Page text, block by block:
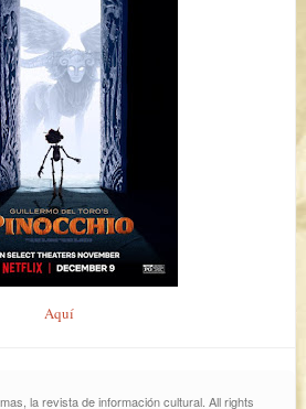
Aquí
la revista de información cultural. All rights